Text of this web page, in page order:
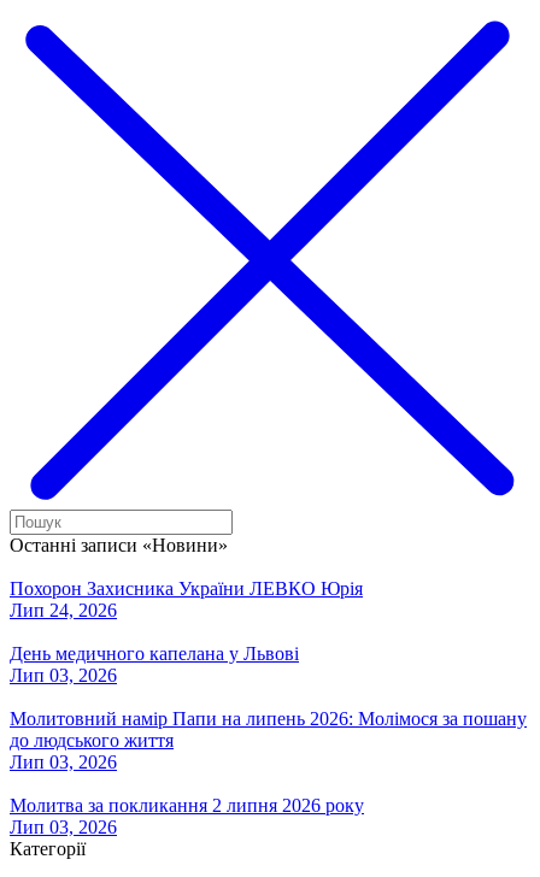
Останні записи «Новини»
Похорон Захисника України ЛЕВКО Юрія
Лип 24, 2026
День медичного капелана у Львові
Лип 03, 2026
Молитовний намір Папи на липень 2026: Молімося за пошану
до людського життя
Лип 03, 2026
Молитва за покликання 2 липня 2026 року
Лип 03, 2026
Категорії